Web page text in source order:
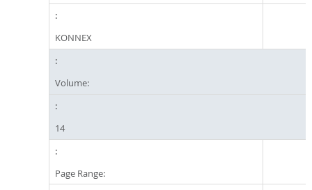
KONNEX
Volume:
14
Page Range: